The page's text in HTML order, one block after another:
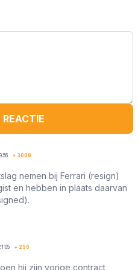
+ 3009
nemen bij Ferrari (resign)
en hebben in plaats daarvan
+ 256
hij zijn vorige contract